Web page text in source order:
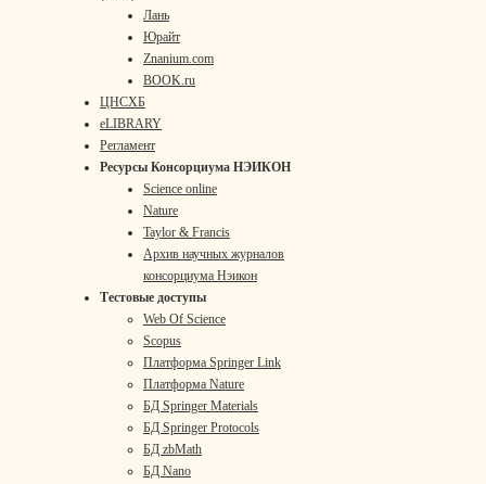
Лань
Юрайт
Znanium.com
BOOK.ru
ЦНСХБ
eLIBRARY
Регламент
Ресурсы Консорциума НЭИКОН
Science online
Nature
Taylor & Francis
Архив научных журналов
консорциума Нэикон
Тестовые доступы
Web Of Science
Scopus
Платформа Springer Link
Платформа Nature
БД Springer Materials
БД Springer Protocols
БД zbMath
БД Nano